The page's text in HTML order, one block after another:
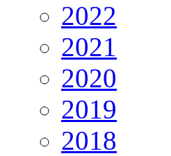
2022
2021
2020
2019
2018